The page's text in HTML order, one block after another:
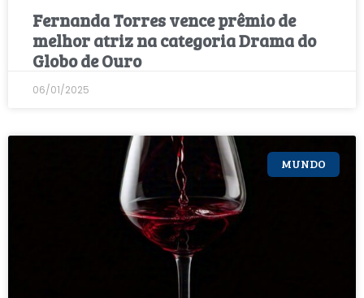
Fernanda Torres vence prêmio de
melhor atriz na categoria Drama do
Globo de Ouro
06/01/2025
MUNDO